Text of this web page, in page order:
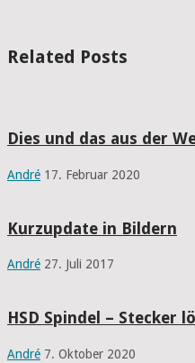
Related Posts
Dies und das aus der
André 17. Februar 2020
Kurzupdate in Bildern
André 27. Juli 2017
HSD Spindel – Stecker
André 7. Oktober 2020